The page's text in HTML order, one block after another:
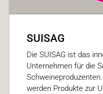
SUISAG
Die SUISAG ist das
Unternehmen für die
werden Produkte zur